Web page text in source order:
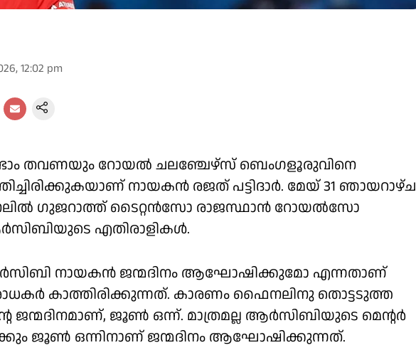
12:02 pm
തവണയും റോയൽ ചലഞ്ചേഴ്‌സ് ബെംഗളൂരുവിനെ
നായകൻ രജത് പട്ടിദാർ. മേയ് 31 ഞായറാഴ്ച
ഗുജറാത്ത് ടൈറ്റൻസോ രാജസ്ഥാൻ റോയൽസോ
എതിരാളികൾ.
നായകൻ ജന്മദിനം ആഘോഷിക്കുമോ എന്നതാണ്
കാത്തിരിക്കുന്നത്. കാരണം ഫൈനലിനു തൊട്ടടുത്ത
ജന്മദിനമാണ്, ജൂൺ ഒന്ന്. മാത്രമല്ല ആർസിബിയുടെ മെന്റർ
ജൂൺ ഒന്നിനാണ് ജന്മദിനം ആഘോഷിക്കുന്നത്.